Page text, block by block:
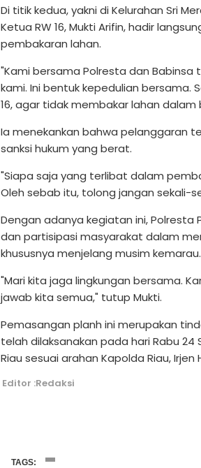
Di titik kedua, yakni di Kelurahan Sri
Ketua RW 16, Mukti Arifin, hadir
pembakaran lahan.
"Kami bersama Polresta dan
kami. Ini bentuk kepedulian bersama.
16, agar tidak membakar lahan
Ia menekankan bahwa pelanggaran
sanksi hukum yang berat.
"Siapa saja yang terlibat dalam
Oleh sebab itu, tolong jangan sekali-
Dengan adanya kegiatan ini,
dan partisipasi masyarakat dalam
khususnya menjelang musim kemarau.
"Mari kita jaga lingkungan bersama.
jawab kita semua," tutup Mukti.
Pemasangan planh ini merupakan
telah dilaksanakan pada hari Rabu
Riau sesuai arahan Kapolda Riau, Irjen
Editor :Redaksi
TAGS: